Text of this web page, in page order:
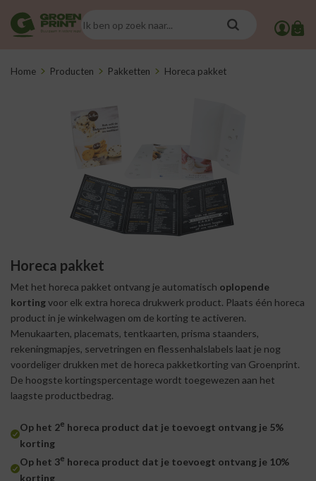
Home Producten Pakketten Horeca pakket
Horeca pakket
Met het horeca pakket ontvang je automatisch oplopende
kortingvoor elk extra horeca drukwerk product. Plaats één horeca
product in je winkelwagen om de korting te activeren.
Menukaarten, placemats, tentkaarten, prisma staanders,
rekeningmapjes, servetringen en flessenhalslabels laat je nog
voordeliger drukken met de horeca pakketkorting van Groenprint.
De hoogste kortingspercentage wordt toegewezen aan het
laagste productbedrag.
Op het 2e horeca product dat je toevoegt ontvang je 5%
korting
Op het 3e horeca product dat je toevoegt ontvang je 10%
korting